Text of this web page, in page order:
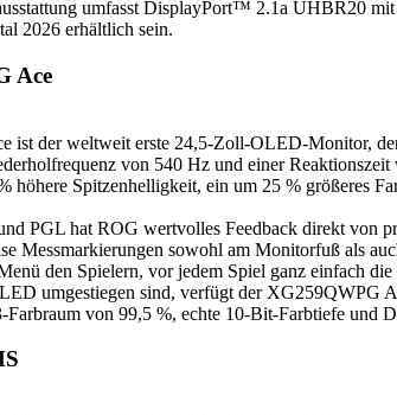
umfasst DisplayPort™ 2.1a UHBR20
2026 erhältlich sein.
Ace
der weltweit erste 24,5-Zoll-OLED-Monitor,
von 540 Hz und einer
höhere Spitzenhelligkeit, ein um 25 % größeres
PGL hat ROG wertvolles Feedback direkt von
Messmarkierungen sowohl am Monitorfuß als
den Spielern, vor jedem Spiel ganz einfach
umgestiegen sind, verfügt der
von 99,5 %, echte 10-Bit-Farbtiefe und